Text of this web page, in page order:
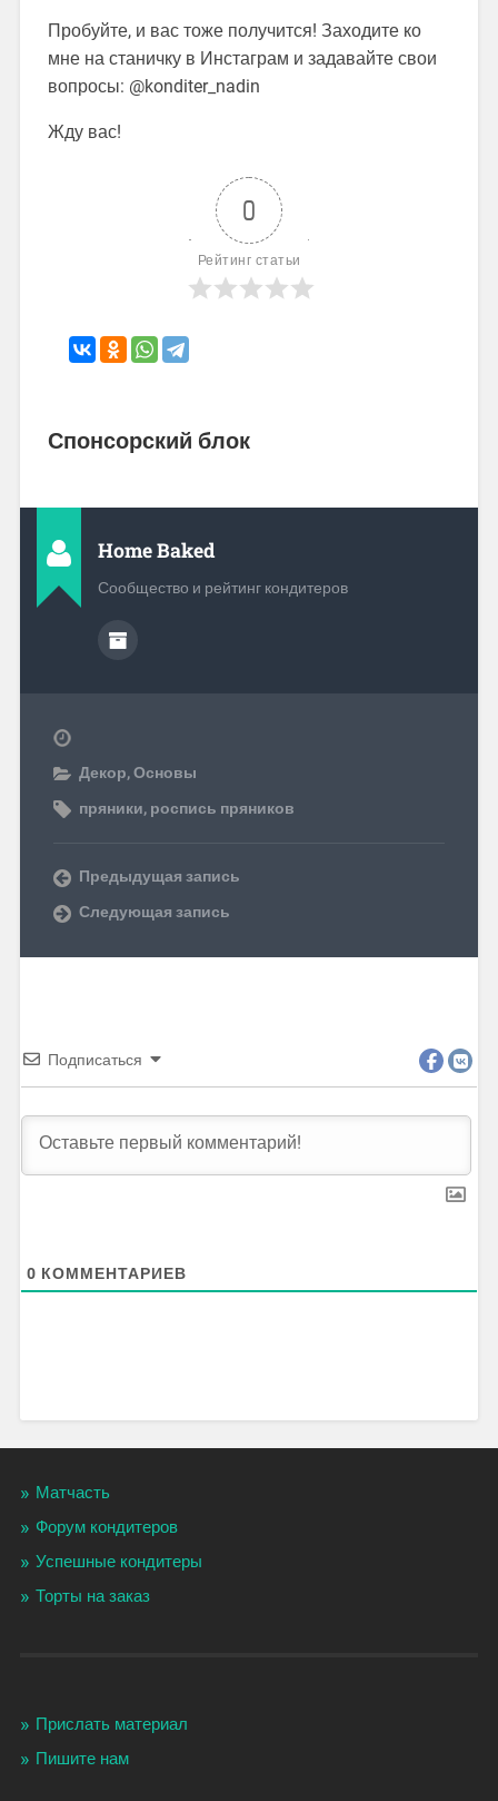
Пробуйте, и вас тоже получится! Заходите ко
мне на станичку в Инстаграм и задавайте свои
вопросы: @konditer_nadin
Жду вас!
0
Рейтинг статьи
Спонсорский блок
Home Baked
Сообщество и рейтинг кондитеров
Декор,Основы
пряники, роспись пряников
Предыдущая запись
Следующая запись
Подписаться
0 КОММЕНТАРИЕВ
Матчасть
Форум кондитеров
Успешные кондитеры
Торты на заказ
Прислать материал
Пишите нам